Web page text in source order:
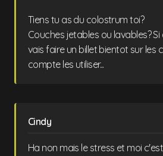
Tiens tu as du colostrum toi?
Couches jetables ou lavables?
vais faire un billet bientot sur les
compte les utiliser...
Cindy
Ha non mais le stress et moi